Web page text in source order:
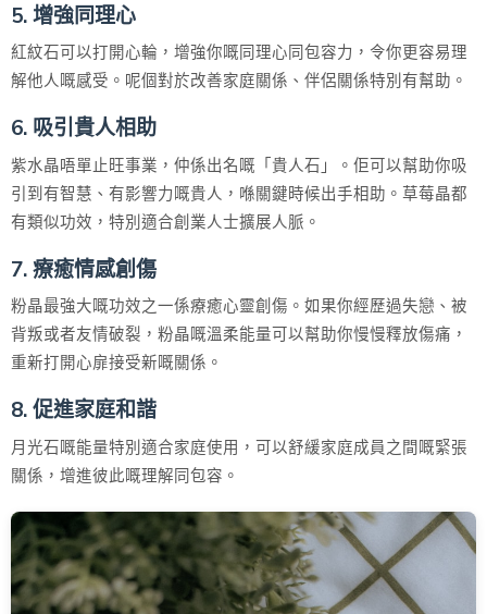
5. 增強同理心
紅紋石可以打開心輪，增強你嘅同理心同包容力，令你更容易理
解他人嘅感受。呢個對於改善家庭關係、伴侶關係特別有幫助。
6. 吸引貴人相助
紫水晶唔單止旺事業，仲係出名嘅「貴人石」。佢可以幫助你吸
引到有智慧、有影響力嘅貴人，喺關鍵時候出手相助。草莓晶都
有類似功效，特別適合創業人士擴展人脈。
7. 療癒情感創傷
粉晶最強大嘅功效之一係療癒心靈創傷。如果你經歷過失戀、被
背叛或者友情破裂，粉晶嘅溫柔能量可以幫助你慢慢釋放傷痛，
重新打開心扉接受新嘅關係。
8. 促進家庭和諧
月光石嘅能量特別適合家庭使用，可以舒緩家庭成員之間嘅緊張
關係，增進彼此嘅理解同包容。